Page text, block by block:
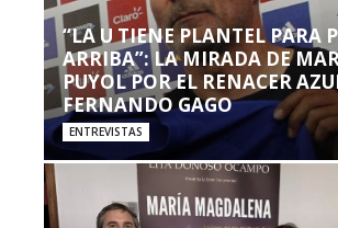
“LA U TIENE PLANTEL PARA
ARRIBA”: LA MIRADA DE
PUYOL POR EL RENACER
FERNANDO GAGO
ENTREVISTAS